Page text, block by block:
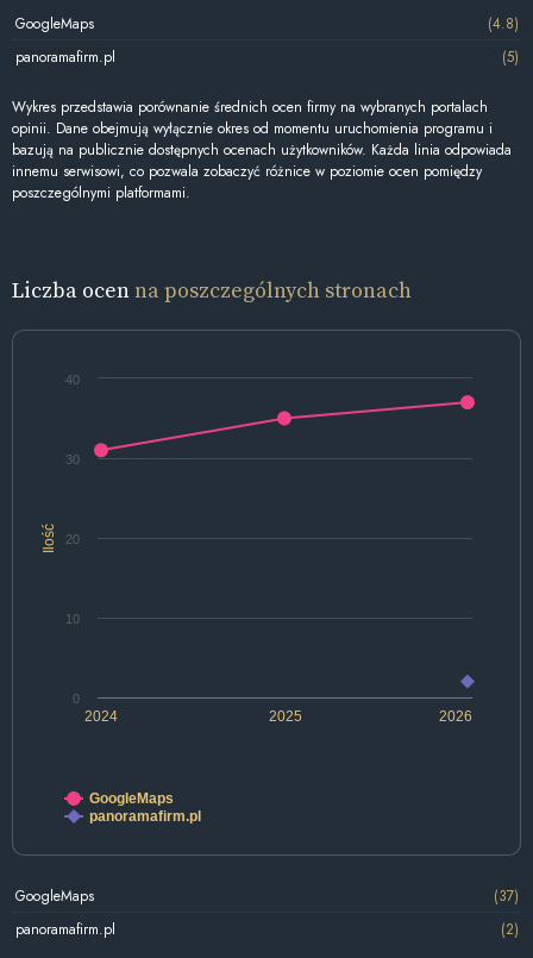
GoogleMaps
(4.8)
panoramafirm.pl
(5)
Wykres przedstawia porównanie średnich ocen firmy na wybranych portalach
opinii. Dane obejmują wyłącznie okres od momentu uruchomienia programu i
bazują na publicznie dostępnych ocenach użytkowników. Każda linia odpowiada
innemu serwisowi, co pozwala zobaczyć różnice w poziomie ocen pomiędzy
poszczególnymi platformami.
Liczba ocenna poszczególnych stronach
Ilość
2024 2025 2026
0
10
20
30
40
GoogleMaps
panoramafirm.pl
GoogleMaps
(37)
panoramafirm.pl
(2)